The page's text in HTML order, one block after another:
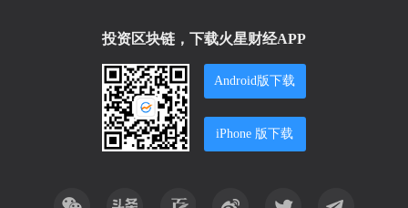
投资区块链，下载火星财经APP
Android版下载
iPhone 版下载